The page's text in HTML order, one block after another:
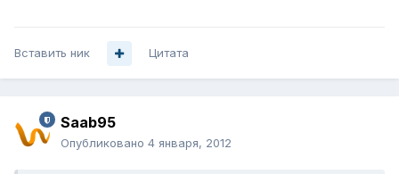
Вставить ник Цитата
Saab95
Опубликовано 4 января, 2012